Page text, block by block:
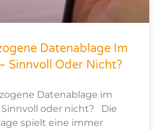
Datenablage Im
Sinnvoll Oder Nicht?
Datenablage im
Sinnvoll oder nicht? Die
spielt eine immer